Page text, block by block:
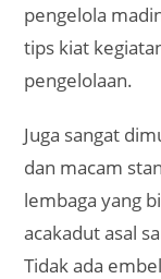
pengelola
tips kiat
pengelolaan.
Juga sangat
dan macam
lembaga yang
acakadut asal
Tidak ada